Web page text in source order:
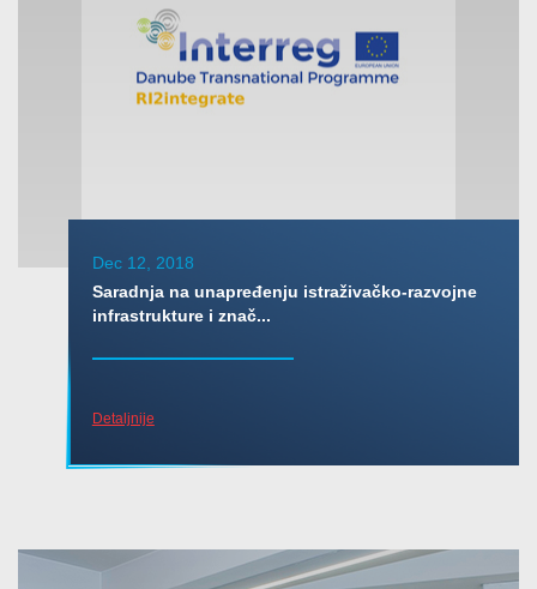
Dec 12, 2018
Saradnja na unapređenju istraživačko-razvojne
infrastrukture i znač...
Detaljnije